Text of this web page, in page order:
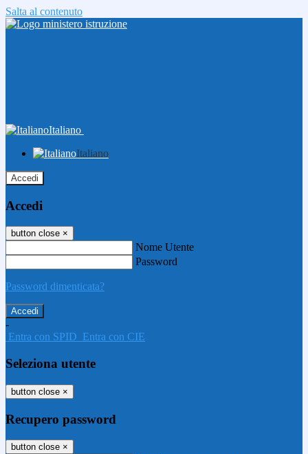
Salta al contenuto
Italiano
Italiano
Accedi
Accedi
button close ×
Nome Utente
Password
Password dimenticata?
-
Entra con SPID Entra con CIE
Seleziona utente
button close ×
Recupero password
button close ×